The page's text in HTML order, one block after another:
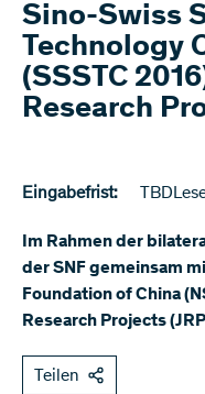
Sino-Swiss
Technology
(SSSTC
Research
Eingabefrist: TBD
Im Rahmen der
der SNF gemeinsam
Foundation of China
Research Projects
Teilen